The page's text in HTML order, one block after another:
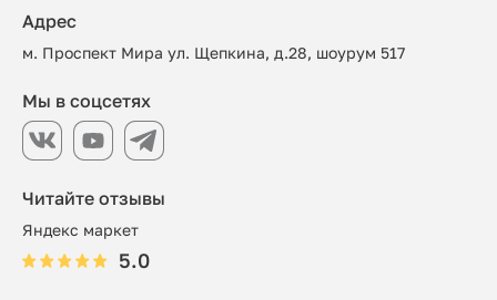
Читайте отзывы
Яндекс маркет
5.0
Адрес
м. Проспект Мира ул. Щепкина, д.28, шоурум 517
Мы в соцсетях